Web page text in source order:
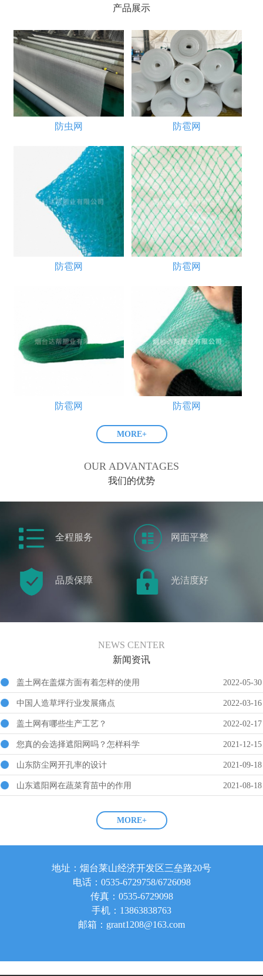
产品展示
防虫网 防雹网
防雹网 防雹网
防雹网 防雹网
MORE+
OUR ADVANTAGES
我们的优势
全程服务 网面平整
品质保障 光洁度好
NEWS CENTER
新闻资讯
盖土网在盖煤方面有着怎样的使用 2022-05-30
中国人造草坪行业发展痛点 2022-03-16
盖土网有哪些生产工艺？ 2022-02-17
您真的会选择遮阳网吗？怎样科学 2021-12-15
山东防尘网开孔率的设计 2021-09-18
山东遮阳网在蔬菜育苗中的作用 2021-08-18
MORE+
地址：烟台莱山经济开发区三垒路20号
电话：0535-6729758/6726098
传真：0535-6729098
手机：13863838763
邮箱：grant1208@163.com